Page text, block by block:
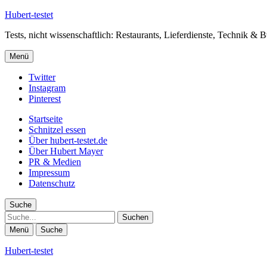
Hubert-testet
Tests, nicht wissenschaftlich: Restaurants, Lieferdienste, Technik &
Menü
Twitter
Instagram
Pinterest
Startseite
Schnitzel essen
Über hubert-testet.de
Über Hubert Mayer
PR & Medien
Impressum
Datenschutz
Suche
Suche
Menü Suche
Hubert-testet